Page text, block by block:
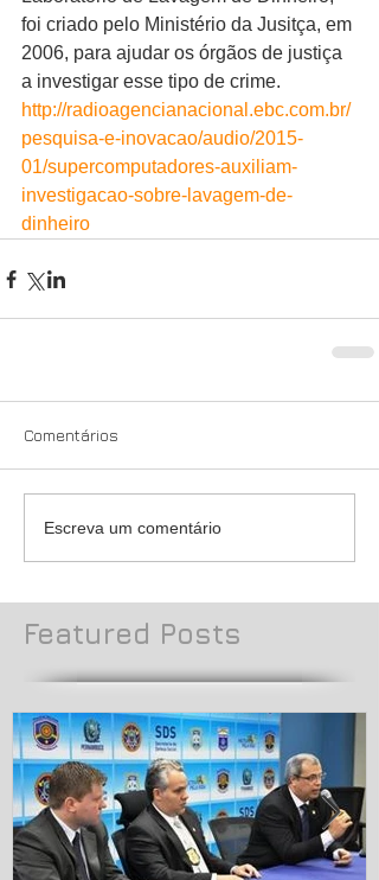
foi criado pelo Ministério da Jusitça, em
2006, para ajudar os órgãos de justiça
a investigar esse tipo de crime.
http://radioagencianacional.ebc.com.br/
pesquisa-e-inovacao/audio/2015-
01/supercomputadores-auxiliam-
investigacao-sobre-lavagem-de-
dinheiro
Comentários
Escreva um comentário
Featured Posts